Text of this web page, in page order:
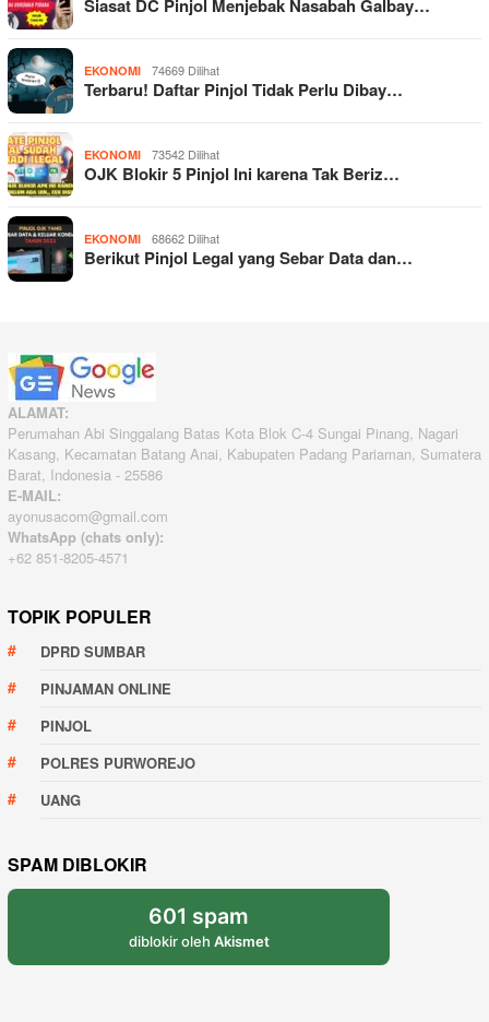
Siasat DC Pinjol Menjebak Nasabah Galbay…
EKONOMI 74669 Dilihat
Terbaru! Daftar Pinjol Tidak Perlu Dibay…
EKONOMI 73542 Dilihat
OJK Blokir 5 Pinjol Ini karena Tak Beriz…
EKONOMI 68662 Dilihat
Berikut Pinjol Legal yang Sebar Data dan…
ALAMAT:
Perumahan Abi Singgalang Batas Kota Blok C-4 Sungai Pinang, Nagari
Kasang, Kecamatan Batang Anai, Kabupaten Padang Pariaman, Sumatera
Barat, Indonesia - 25586
E-MAIL:
ayonusacom@gmail.com
WhatsApp (chats only):
+62 851-8205-4571
TOPIK POPULER
DPRD SUMBAR
PINJAMAN ONLINE
PINJOL
POLRES PURWOREJO
UANG
SPAM DIBLOKIR
601 spam
diblokir oleh Akismet